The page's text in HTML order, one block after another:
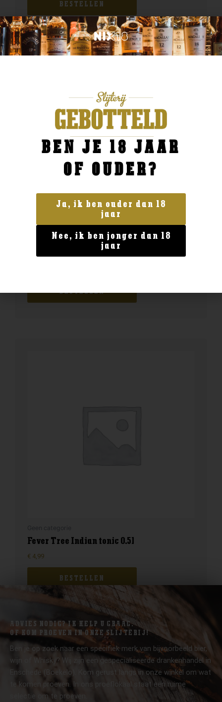
BESTELLEN
Geen categorie
BENEDICTINE D.O.M. 0.7
BESTELLEN
Fever Tree Indian tonic 0.5l
€ 4,99
BESTELLEN
ADVIES NODIG? IK HELP U GRAAG.
OF KOM PROEVEN IN ONZE SLIJTERIJ!
Ben je op zoek naar een specifiek merk van bijvoorbeeld bier,
wijn of Whisky? Wij zijn een gespecialiseerde drankenhandel in
Enschede (Boekelo). Kom gerust langs in onze winkel om wat
te komen proeven. In ons proeflokaal staat een ruime
selectie om te proeven.
BEN JE 18 JAAR
OF OUDER?
Ja, ik ben ouder dan 18
jaar
Nee, ik ben jonger dan 18
jaar